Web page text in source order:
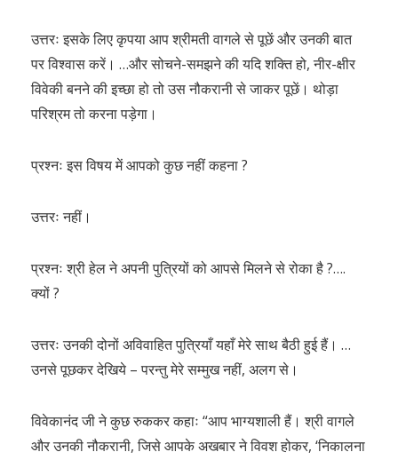
उत्तरः इसके लिए कृपया आप श्रीमती वागले से पूछें और उनकी बात
पर विश्वास करें। …और सोचने-समझने की यदि शक्ति हो, नीर-क्षीर
विवेकी बनने की इच्छा हो तो उस नौकरानी से जाकर पूछें। थोड़ा
परिश्रम तो करना पड़ेगा।
प्रश्नः इस विषय में आपको कुछ नहीं कहना ?
उत्तरः नहीं।
प्रश्नः श्री हेल ने अपनी पुत्रियों को आपसे मिलने से रोका है ?….
क्यों ?
उत्तरः उनकी दोनों अविवाहित पुत्रियाँ यहाँ मेरे साथ बैठी हुई हैं। …
उनसे पूछकर देखिये – परन्तु मेरे सम्मुख नहीं, अलग से।
विवेकानंद जी ने कुछ रुककर कहाः “आप भाग्यशाली हैं। श्री वागले
और उनकी नौकरानी, जिसे आपके अखबार ने विवश होकर, ‘निकालना